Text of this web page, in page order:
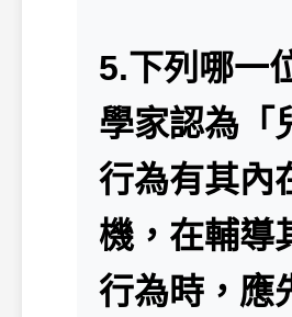
5.下列哪一
學家認為「
行為有其內
機，在輔導
行為時，應